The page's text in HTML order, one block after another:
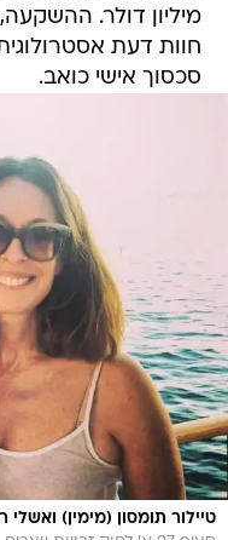
מיליון דולר.
חוות דעת
סכסוך אישי כואב.
טיילור תומסון (מימין) ואשלי